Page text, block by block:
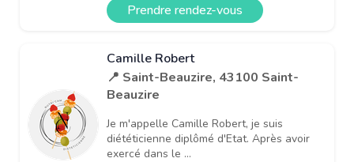
Prendre rendez-vous
Camille Robert
📍 Saint-Beauzire, 43100 Saint-
Beauzire
Je m'appelle Camille Robert, je suis
diététicienne diplômé d'Etat. Après avoir
exercé dans le ...